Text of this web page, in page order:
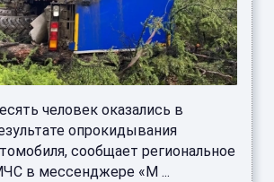
человек оказались в
опрокидывания
сообщает региональное
в мессенджере «М ...